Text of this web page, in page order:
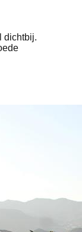
dichtbij.